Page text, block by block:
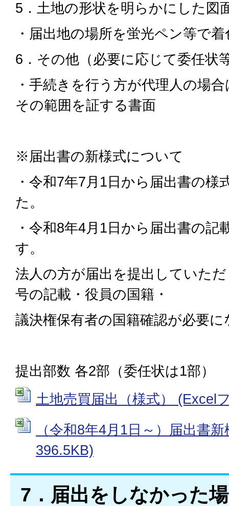
5．土地の形状を明らかにした図
・届出地の場所を蛍光ペン等で
6．その他（必要に応じて委任状
・手続きを行う方が代理人の場
その範囲を証する書面
※届出書の新様式について
・令和7年7月1日から届出書の様
た。
・令和8年4月1日から届出書の記
す。
法人の方が届出を提出していた
号の記載・役員の国籍・
議決権保有者の国籍確認が必要
提出部数 各2部（委任状は1部）
土地売買届出（様式） (Excel
（令和8年4月1日～）届出書
396.5KB)
7．届出をしなかった